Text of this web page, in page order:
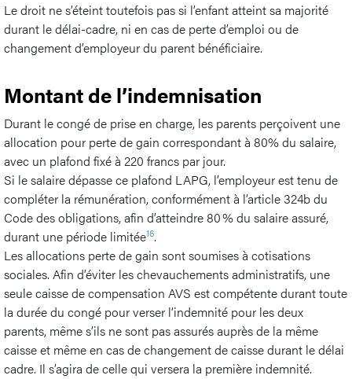
Le droit ne s’éteint toutefois pas si l’enfant atteint sa majorité
durant le délai-cadre, ni en cas de perte d’emploi ou de
changement d’employeur du parent bénéficiaire.
Montant de l’indemnisation
Durant le congé de prise en charge, les parents perçoivent une
allocation pour perte de gain correspondant à 80% du salaire,
avec un plafond fixé à 220 francs par jour.
Si le salaire dépasse ce plafond LAPG, l’employeur est tenu de
compléter la rémunération, conformément à l’article 324b du
Code des obligations, afin d’atteindre 80 % du salaire assuré,
durant une période limitée16.
Les allocations perte de gain sont soumises à cotisations
sociales. Afin d’éviter les chevauchements administratifs, une
seule caisse de compensation AVS est compétente durant toute
la durée du congé pour verser l’indemnité pour les deux
parents, même s’ils ne sont pas assurés auprès de la même
caisse et même en cas de changement de caisse durant le délai
cadre. Il s’agira de celle qui versera la première indemnité.